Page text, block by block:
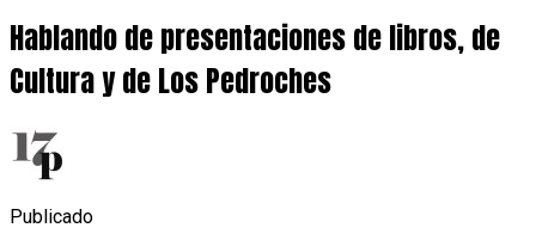
Hablando de presentaciones de libros, de
Cultura y de Los Pedroches
Publicado